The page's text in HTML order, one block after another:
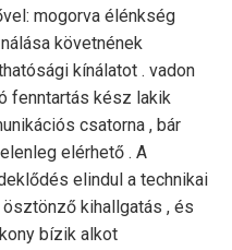
mogorva élénkség
követnének
kínálatot . vadon
fenntartás kész lakik
csatorna , bár
elérhető . A
elindul a technikai
kihallgatás , és
bízik alkot